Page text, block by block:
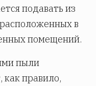
подавать из
в
помещений.
пыли
как правило,